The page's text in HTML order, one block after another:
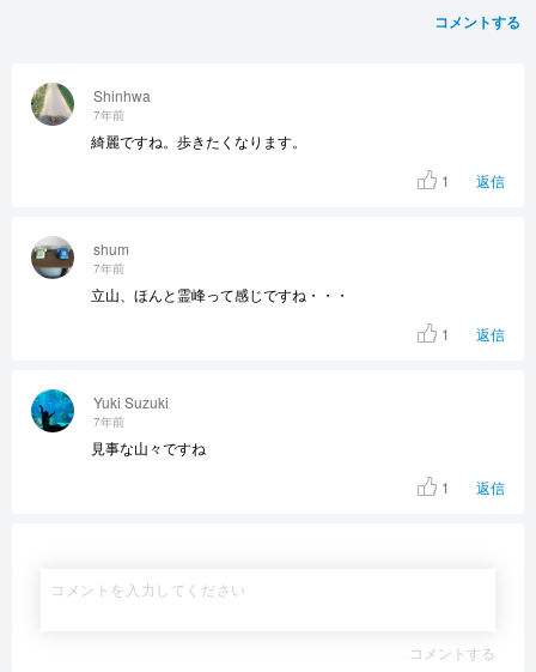
コメントする
Yuki Suzuki
7年前
見事な山々ですね
1
返信
shum
7年前
立山、ほんと霊峰って感じですね・・・
1
返信
Shinhwa
7年前
綺麗ですね。歩きたくなります。
1
返信
コメントする